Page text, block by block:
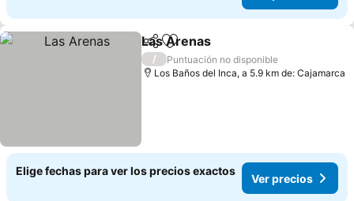
CompartirAgregar a favoritos
Las Arenas
/
Puntuación no disponible
Los Baños del Inca, a 5.9 km de: Cajamarca
Elige fechas para ver los precios exactos
Ver precios